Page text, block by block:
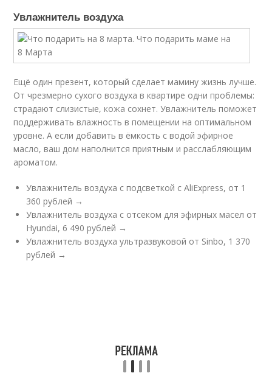
Увлажнитель воздуха
Ещё один презент, который сделает мамину жизнь лучше.
От чрезмерно сухого воздуха в квартире одни проблемы:
страдают слизистые, кожа сохнет. Увлажнитель поможет
поддерживать влажность в помещении на оптимальном
уровне. А если добавить в ёмкость с водой эфирное
масло, ваш дом наполнится приятным и расслабляющим
ароматом.
Увлажнитель воздуха с подсветкой с AliExpress, от 1
360 рублей →
Увлажнитель воздуха с отсеком для эфирных масел от
Hyundai, 6 490 рублей →
Увлажнитель воздуха ультразвуковой от Sinbo, 1 370
рублей →